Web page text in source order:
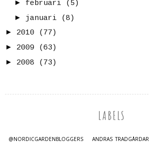
► februari
(5)
► januari
(8)
► 2010
(77)
► 2009
(63)
► 2008 (73)
LABELS
@NORDICGARDENBLOGGERS
ANDRAS TRÄDGÅRDAR